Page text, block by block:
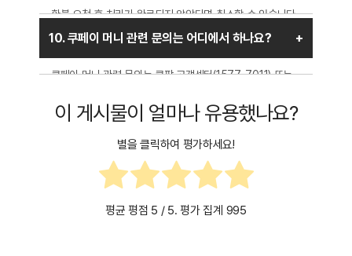
있습니다.
환불 요청 후 처리가 완료되지 않았다면 취소할 수 있습니다.
하지만 이미 진행된 환불 건은 취소가 어려울 수 있으므로
10. 쿠페이 머니 관련 문의는 어디에서 하나요?
쿠페이 머니 관련 문의는 쿠팡 고객센터(1577-7011) 또는
모든 문의 사항은 실시간 상담을 통해 해결할 수 있습니다.
이 게시물이 얼마나 유용했나요?
별을 클릭하여 평가하세요!
평균 평점 5 / 5. 평가 집계 995